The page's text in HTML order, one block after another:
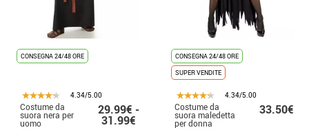
CONSEGNA 24/48 ORE
4.34/5.00
Costume da
suora nera per
uomo
29.99€ -
31.99€
CONSEGNA 24/48 ORE
SUPER VENDITE
4.34/5.00
Costume da
suora maledetta
per donna
33.50€